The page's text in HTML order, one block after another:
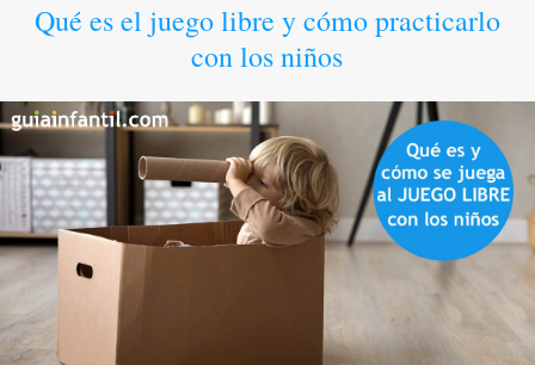
Qué es el juego libre y cómo practicarlo
con los niños